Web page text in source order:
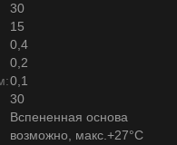
30
15
0,4
0,2
0,1
30
Вспененная основа
возможно, макс.+27°С